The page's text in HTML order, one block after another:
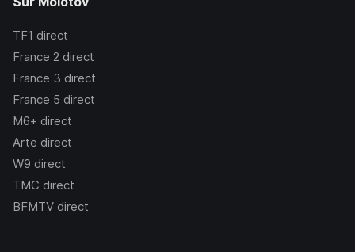
TF1 direct
France 2 direct
France 3 direct
France 5 direct
M6+ direct
Arte direct
W9 direct
TMC direct
BFMTV direct